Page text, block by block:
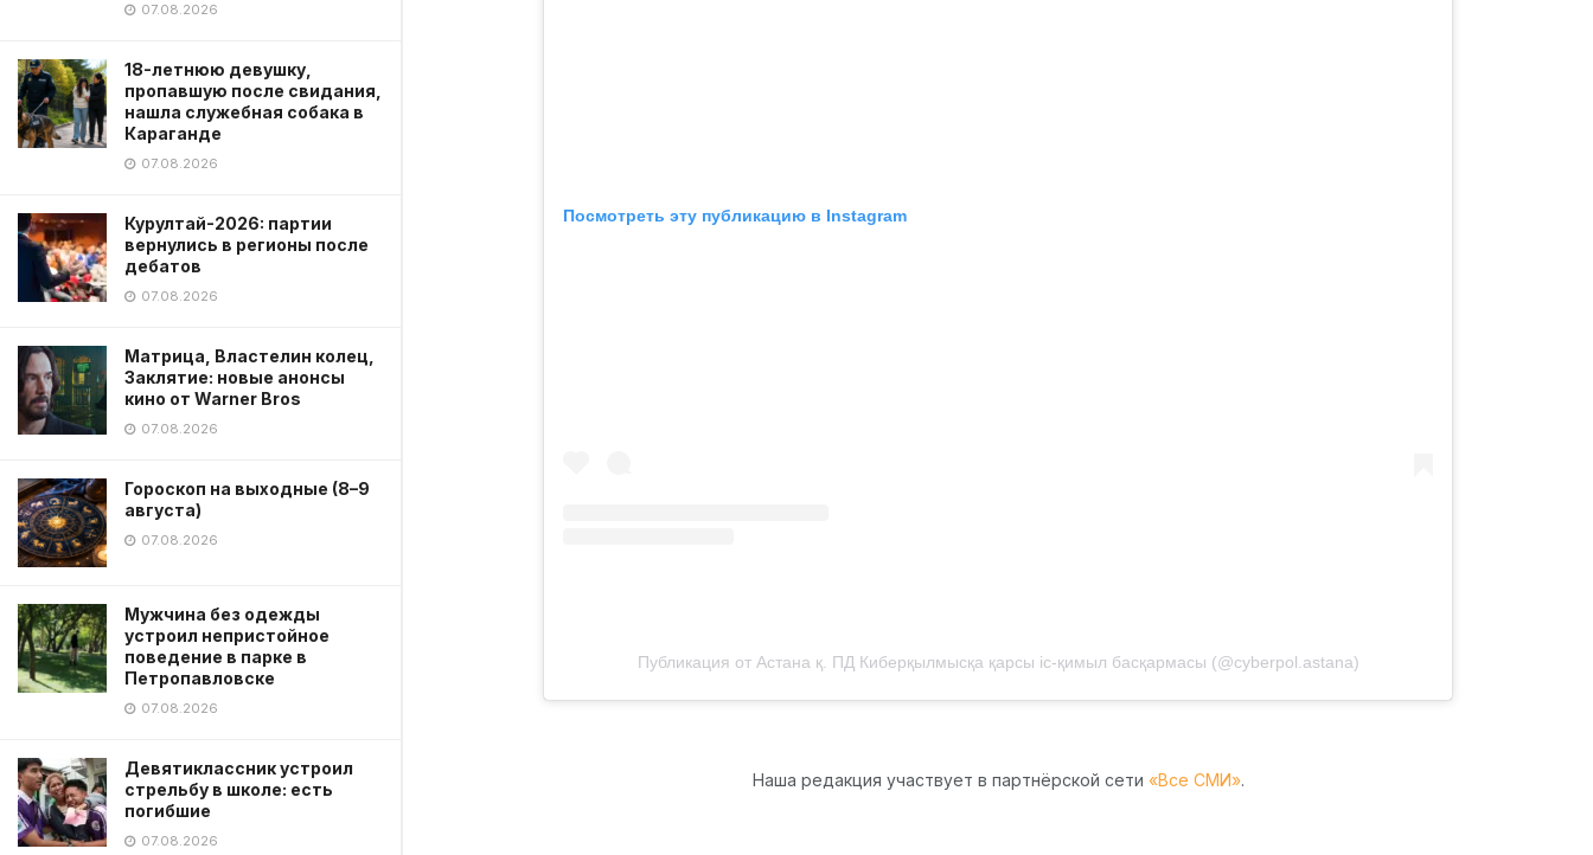
07.08.2026
18-летнюю девушку,
пропавшую после свидания,
нашла служебная собака в
Караганде
07.08.2026
Курултай-2026: партии
вернулись в регионы после
дебатов
07.08.2026
Матрица, Властелин колец,
Заклятие: новые анонсы
кино от Warner Bros
07.08.2026
Гороскоп на выходные (8–9
августа)
07.08.2026
Мужчина без одежды
устроил непристойное
поведение в парке в
Петропавловске
07.08.2026
Девятиклассник устроил
стрельбу в школе: есть
погибшие
07.08.2026
Посмотреть эту публикацию в Instagram
Публикация от Астана қ. ПД Киберқылмысқа қарсы іс-қимыл басқармасы (@cyberpol.astana)
Наша редакция участвует в партнёрской сети «Все СМИ».